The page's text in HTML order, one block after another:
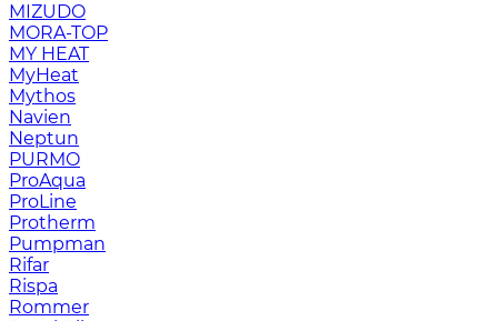
MIZUDO
MORA-TOP
MY HEAT
MyHeat
Mythos
Navien
Neptun
PURMO
ProAqua
ProLine
Protherm
Pumpman
Rifar
Rispa
Rommer